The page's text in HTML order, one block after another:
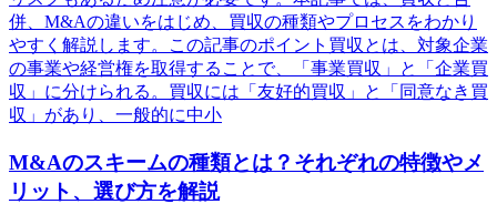
併、M&Aの違いをはじめ、買収の種類やプロセスをわかり
やすく解説します。この記事のポイント買収とは、対象企業
の事業や経営権を取得することで、「事業買収」と「企業買
収」に分けられる。買収には「友好的買収」と「同意なき買
収」があり、一般的に中小
M&Aのスキームの種類とは？それぞれの特徴やメ
リット、選び方を解説